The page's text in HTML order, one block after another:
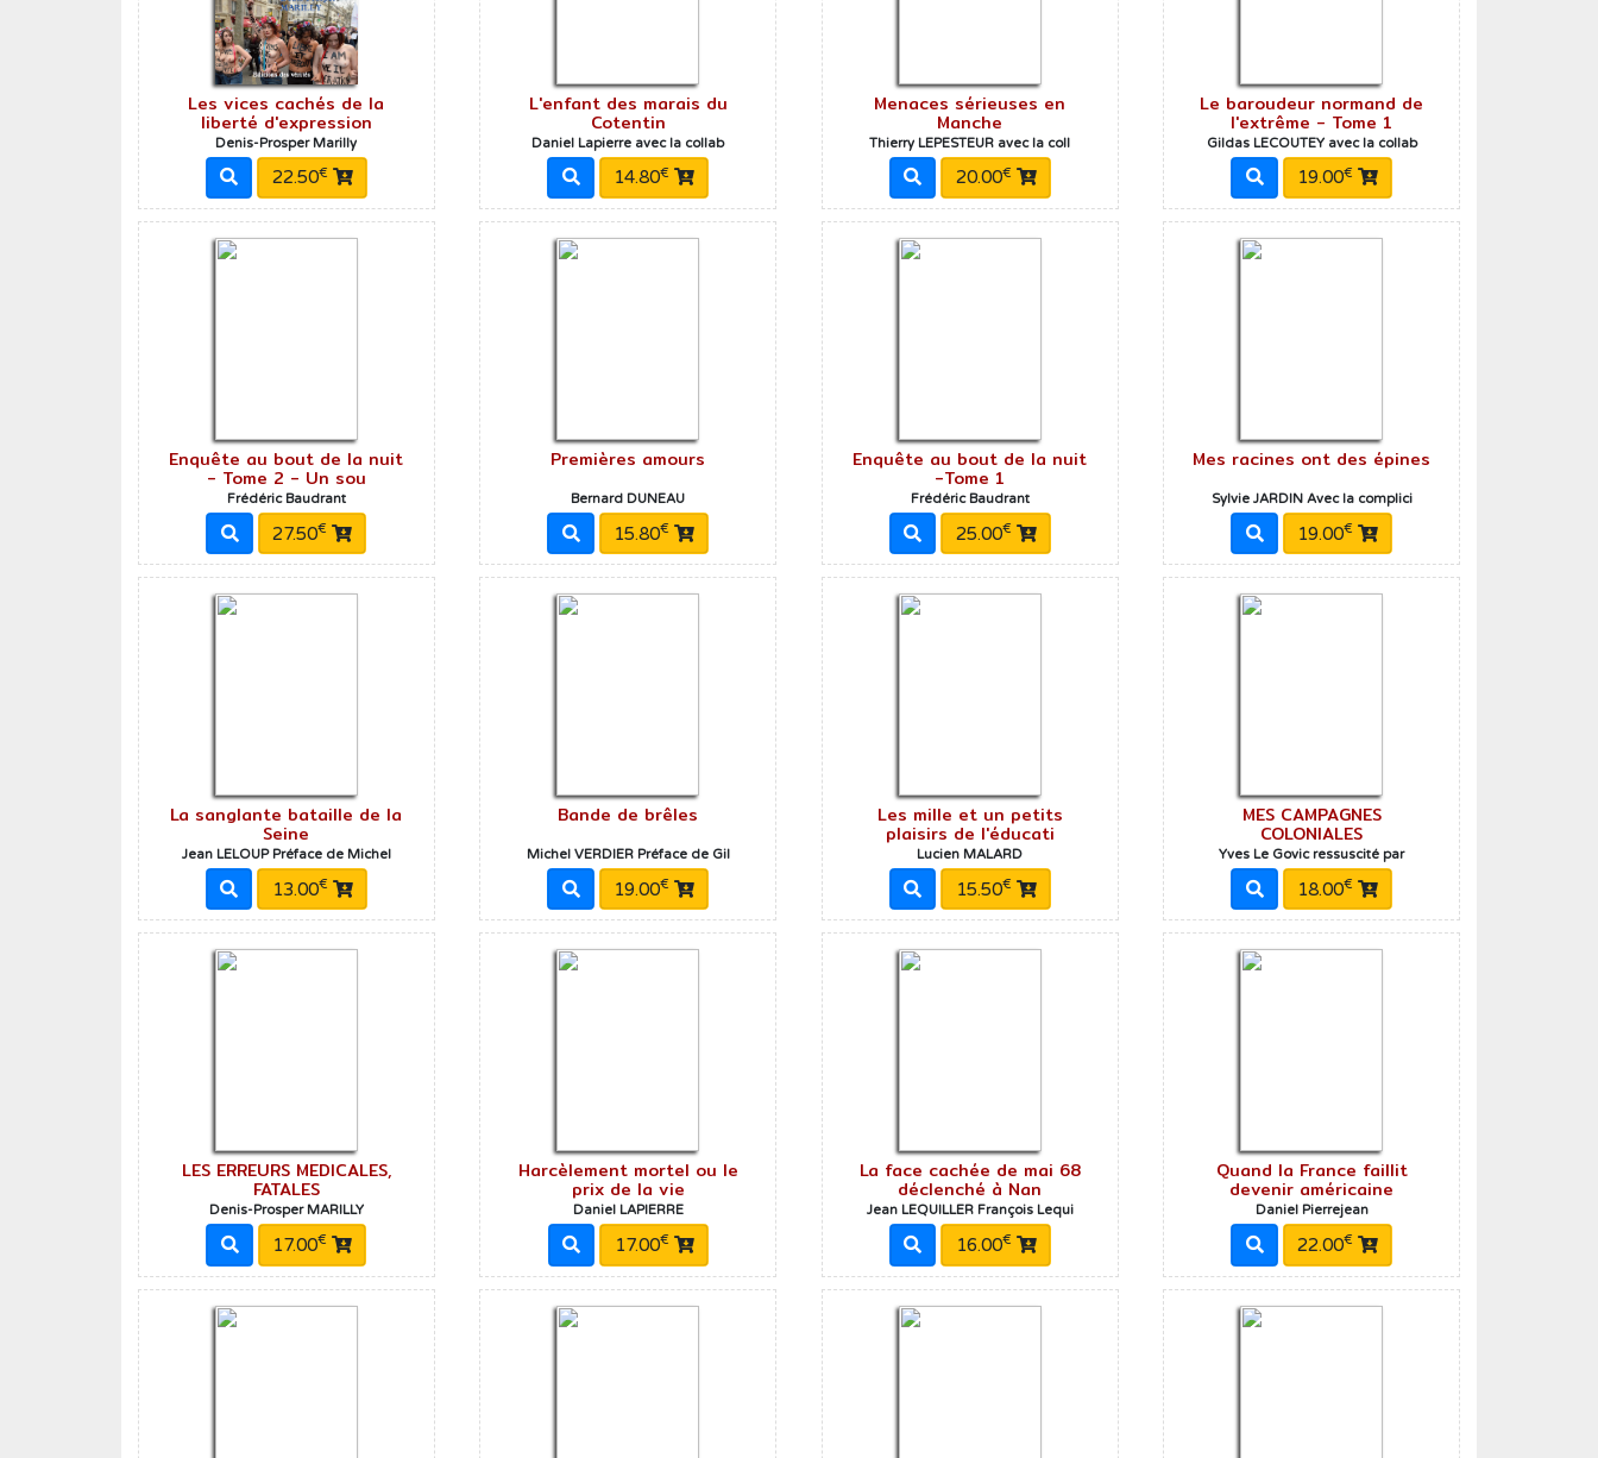
Les vices cachés de la
liberté d'expression
Denis-Prosper Marilly
22.50€
L'enfant des marais du
Cotentin
Daniel Lapierre avec la collab
14.80€
Menaces sérieuses en
Manche
Thierry LEPESTEUR avec la coll
20.00€
Le baroudeur normand de
l'extrême - Tome 1
Gildas LECOUTEY avec la collab
19.00€
Enquête au bout de la nuit
- Tome 2 - Un sou
Frédéric Baudrant
27.50€
Premières amours
Bernard DUNEAU
15.80€
Enquête au bout de la nuit
-Tome 1
Frédéric Baudrant
25.00€
Mes racines ont des épines
Sylvie JARDIN Avec la complici
19.00€
La sanglante bataille de la
Seine
Jean LELOUP Préface de Michel
13.00€
Bande de brêles
Michel VERDIER Préface de Gil
19.00€
Les mille et un petits
plaisirs de l'éducati
Lucien MALARD
15.50€
MES CAMPAGNES
COLONIALES
Yves Le Govic ressuscité par
18.00€
LES ERREURS MEDICALES,
FATALES
Denis-Prosper MARILLY
17.00€
Harcèlement mortel ou le
prix de la vie
Daniel LAPIERRE
17.00€
La face cachée de mai 68
déclenché à Nan
Jean LEQUILLER François Lequi
16.00€
Quand la France faillit
devenir américaine
Daniel Pierrejean
22.00€